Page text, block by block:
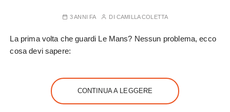
3 ANNI FA DI CAMILLA COLETTA
La prima volta che guardi Le Mans? Nessun problema, ecco
cosa devi sapere:
CONTINUA A LEGGERE